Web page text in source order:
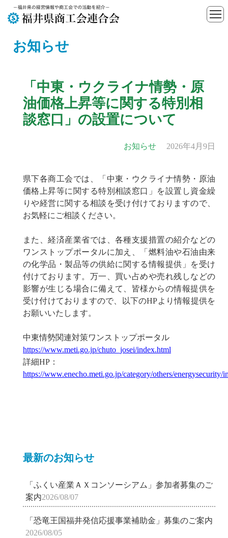
お知らせ
「中東・ウクライナ情勢・原
油価格上昇等に関する特別相
談窓口」の設置について
お知らせ 2026年4月9日
県下各商工会では、「中東・ウクライナ情勢・原油
価格上昇等に関する特別相談窓口」を設置し資金繰
りや経営に関する相談を受け付けておりますので、
お気軽にご相談ください。
また、経済産業省では、各種支援措置の紹介などの
ワンストップポータルに加え、「燃料油や石油由来
の化学品・製品等の供給に関する情報提供」を受け
付けております。万一、買い占めや売れ残しなどの
影響が生じる場合に備えて、皆様からの情報提供を
受け付けておりますので、以下のHPより情報提供を
お願いいたします。
中東情勢関連対策ワンストップポータル
https://www.meti.go.jp/chuto_josei/index.html
詳細HP：
https://www.enecho.meti.go.jp/category/others/energysecurity/
最新のお知らせ
「ふくい産業ＡＸコンソーシアム」参加者募集のご
案内2026/08/07
「恐竜王国福井発信応援事業補助金」募集のご案内
2026/08/05